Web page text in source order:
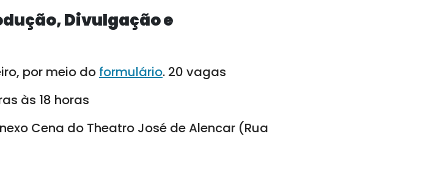
Divulgação e
por meio do formulário. 20 vagas
às 18 horas
Cena do Theatro José de Alencar (Rua